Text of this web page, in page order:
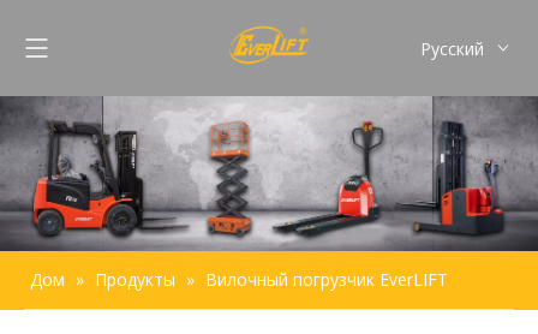
Pусский
Français
Español
Português
Дом » Продукты » Вилочный погрузчик EverLIFT